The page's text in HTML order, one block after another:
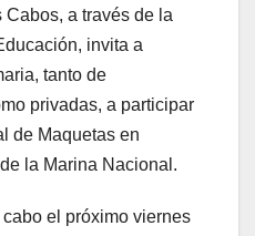
a través de la
invita a
tanto de
privadas, a participar
de Maquetas en
la Marina Nacional.
el próximo viernes